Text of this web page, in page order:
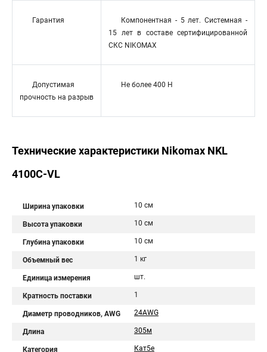
Гарантия
Компонентная - 5 лет. Системная -
15 лет в составе сертифицированной
СКС NIKOMAX
Допустимая
прочность на разрыв
Не более 400 H
Технические характеристики Nikomax NKL
4100C-VL
Ширина упаковки 10 см
Высота упаковки 10 см
Глубина упаковки 10 см
Объемный вес 1 кг
Единица измерения шт.
Кратность поставки 1
Диаметр проводников, AWG 24AWG
Длина 305м
Категория Кат5e